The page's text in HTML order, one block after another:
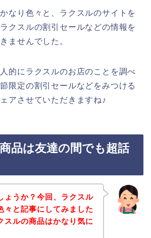
なり色々と、ラクスルのサイトを
クスルの割引セールなどの情報を
ませんでした。
的にラクスルのお店のことを調べ
限定の割引セールなどをみつける
アさせていただきますね♪
品は友達の間でも超話
ょうか？今回、ラクスル
々と記事にしてみました
スルの商品はかなり気に